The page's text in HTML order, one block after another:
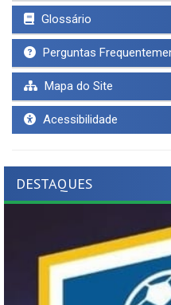
Glossário
Perguntas
Mapa do Site
Acessibilidade
DESTAQUES